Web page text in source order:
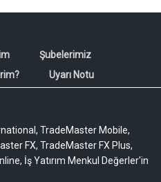
Şubelerimiz
Uyarı Notu
TradeMaster Mobile,
FX, TradeMaster FX Plus,
İş Yatırım Menkul Değerler'in